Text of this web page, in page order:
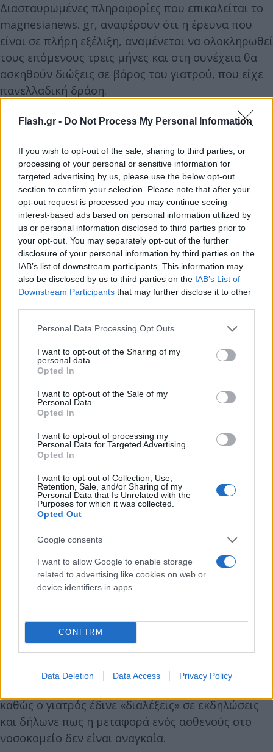
Flash.gr - Do Not Process My Personal Information
If you wish to opt-out of the sale, sharing to third parties, or
processing of your personal or sensitive information for
targeted advertising by us, please use the below opt-out
section to confirm your selection. Please note that after your
opt-out request is processed you may continue seeing
interest-based ads based on personal information utilized by
us or personal information disclosed to third parties prior to
your opt-out. You may separately opt-out of the further
disclosure of your personal information by third parties on the
IAB’s list of downstream participants. This information may
also be disclosed by us to third parties on the IAB’s List of
Downstream Participants that may further disclose it to other
Please note that this website/app uses one or more Google
not limited to your visit or usage behaviour. You may click to
grant or deny consent to Google and its third-party tags to
use your data for below specified purposes in below Google
consent section.
Personal Data Processing Opt Outs
I want to opt-out of the Sharing of my
personal data.
Opted In
I want to opt-out of the Sale of my
Personal Data.
Opted In
I want to opt-out of processing my
Personal Data for Targeted Advertising.
Opted In
I want to opt-out of Collection, Use,
Retention, Sale, and/or Sharing of my
Personal Data that Is Unrelated with the
Purposes for which it was collected.
Opted Out
Google consents
I want to allow Google to enable storage
related to advertising like cookies on web or
device identifiers in apps.
CONFIRM
Data Deletion Data Access Privacy Policy
Διασταυρωμένες πληροφορίες που επικαλείται το
magnesianews. gr, αναφέρουν ότι η έρευνα που
είναι σε πλήρη εξέλιξη, αναμένεται να ολοκληρωθεί
τους επόμενους τρεις μήνες και στη συνέχεια θα
ασκηθούν διώξεις σε βάρος του γιατρού, που είχε
πανελλαδική δράση.
Είχε αποποιηθεί κάθε ευθύνη
Ο 73χρονος είπε πει στην κατάθεσή του ότι οι
στο νοσοκομείο, εγώ τους έδινα φάρμακα».
Οι στενοί συγγενείς κατέθεσαν πως ο γιατρός τους
συμβούλευε να μην μεταφερθούν στο νοσοκομείο
καθώς ο γιατρός έδινε «διαλέξεις» σε εκδηλώσεις
και δήλωνε πως η μεταφορά ενός ασθενούς στο
νοσοκομείο δεν είναι αναγκαία.